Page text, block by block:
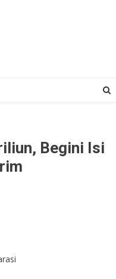
Begini Isi